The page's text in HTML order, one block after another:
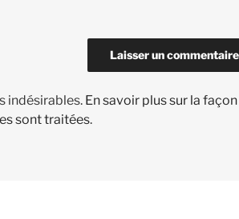
indésirables. En savoir plus sur la façon
sont traitées.